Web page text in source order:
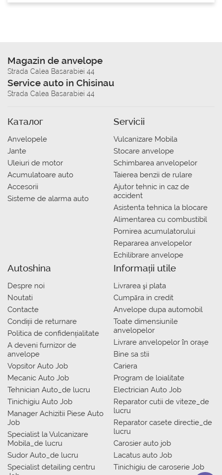
Magazin de anvelope
Strada Calea Basarabiei 44
Service auto in Chisinau
Strada Calea Basarabiei 44
Каталог
Anvelopele
Jante
Uleiuri de motor
Acumulatoare auto
Accesorii
Sisteme de alarma auto
Servicii
Vulcanizare Mobila
Stocare anvelope
Schimbarea anvelopelor
Taierea benzii de rulare
Ajutor tehnic in caz de
accident
Asistenta tehnica la blocare
Alimentarea cu combustibil
Pornirea acumulatorului
Repararea anvelopelor
Echilibrare anvelope
Autoshina
Despre noi
Noutati
Contacte
Condiții de returnare
Politica de confidențialitate
A deveni furnizor de
anvelope
Vopsitor Auto Job
Mecanic Auto Job
Tehnician Auto_de lucru
Tinichigiu Auto Job
Manager Achizitii Piese Auto
Job
Specialist la Vulcanizare
Mobila_de lucru
Sudor Auto_de lucru
Specialist detailing centru
Informații utile
Livrarea şi plata
Сumpăra in credit
Anvelope dupa automobil
Toate dimensiunile
anvelopelor
Livrare anvelopelor în orașe
Bine sa stii
Cariera
Program de loialitate
Electrician Auto Job
Reparator cutii de viteze_de
lucru
Reparator casete directie_de
lucru
Carosier auto job
Lacatus auto Job
Tinichigiu de caroserie Job